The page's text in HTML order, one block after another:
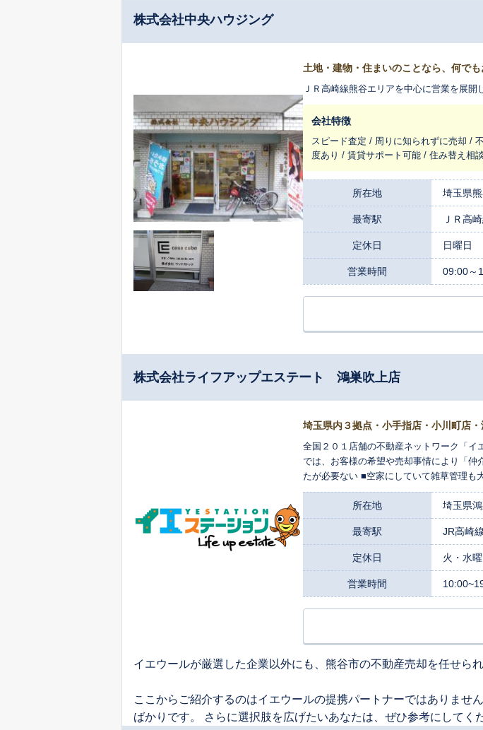
株式会社中央ハウジング
土地・建物・住まいのことなら、何でも
ＪＲ高崎線熊谷エリアを中心に営業を展
会社特徴
スピード査定 / 周りに知られずに売却 /
度あり / 賃貸サポート可能 / 住み替え相談
所在地 埼玉県
最寄駅 ＪＲ高
定休日 日曜日
営業時間 09:00～
株式会社ライフアップエステート 鴻巣吹上店
埼玉県内３拠点・小手指店・小川町店
全国２０１店舗の不動産ネットワーク「イ
では、お客様の希望や売却事情により「仲介に
たが必要ない ■空家にしていて雑草管理も大
却相談が増えてます。不用品の片付や維
ーションが代行します
所在地 埼玉県
最寄駅 JR高崎
定休日 火・水
営業時間
イエウールが厳選した企業以外にも、熊谷市の不動産売却を任せら
ここからご紹介するのはイエウールの提携パートナーではありませ
ばかりです。 さらに選択肢を広げたいあなたは、ぜひ参考にしてく